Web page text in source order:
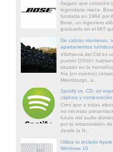
Seguro que conocéis
legendaria marca.
fundada en 1964 por
Bose, un ingeniero
graduado en el MIT
De cabras montesas,
apartamentos
Vilafranca del Cid es
pueblo (2500+
situado en la
fría (en inverno)
Maestrazgo, a...
Spotify vs. CD: un
captura y
Creo que a estas
no necesita
futuro del audio
por la retransmisión
desde la N...
Utiliza tu teclado
Windows 10